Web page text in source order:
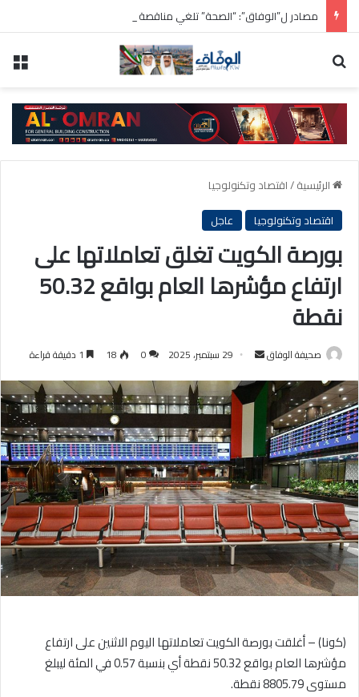
مصادر ل”الوفاق”: “الصحة” تلغي مناقصة شراء 200 سيارة إسعاف
الرئيسية/اقتصاد وتكنولوجيا
اقتصاد وتكنولوجيا
عاجل
بورصة الكويت تغلق تعاملاتها على
ارتفاع مؤشرها العام بواقع 50.32
نقطة
صحيفة الوفاق
أرسل
إلكترونيا
29 سبتمبر، 2025 0
18
(كونا) – أغلقت بورصة الكويت تعاملاتها اليوم الاثنين على ارتفاع
مؤشرها العام بواقع 50.32 نقطة أي بنسبة 0.57 في المئة ليبلغ
مستوى 8805.79 نقطة.